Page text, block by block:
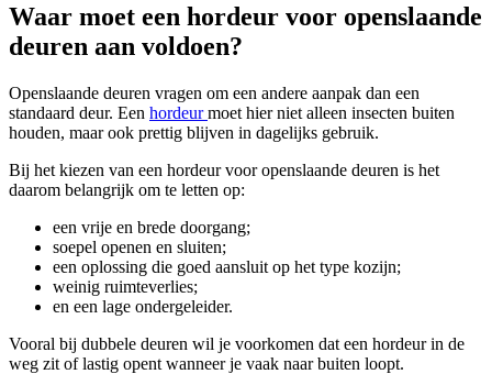
Waar moet een hordeur voor openslaande
deuren aan voldoen?
Openslaande deuren vragen om een andere aanpak dan een
standaard deur. Een hordeurmoet hier niet alleen insecten buiten
houden, maar ook prettig blijven in dagelijks gebruik.
Bij het kiezen van een hordeur voor openslaande deuren is het
daarom belangrijk om te letten op:
een vrije en brede doorgang;
soepel openen en sluiten;
een oplossing die goed aansluit op het type kozijn;
weinig ruimteverlies;
en een lage ondergeleider.
Vooral bij dubbele deuren wil je voorkomen dat een hordeur in de
weg zit of lastig opent wanneer je vaak naar buiten loopt.